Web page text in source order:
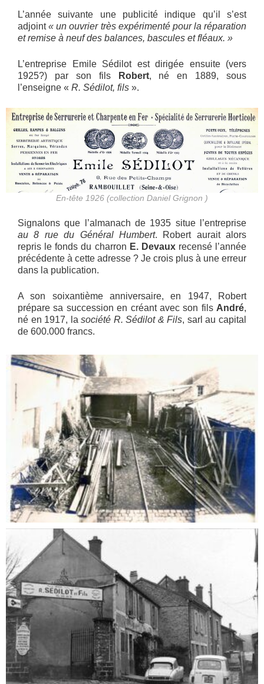
L’année suivante une publicité indique qu’il s’est
adjoint« un ouvrier très expérimenté pour la réparation
et remise à neuf des balances, bascules et fléaux. »
L’entreprise Emile Sédilot est dirigée ensuite (vers
1925?) par son fils
Robert, né en 1889, sous
l’enseigne « R. Sédilot, fils ».
En-tête 1926 (collection Daniel Grignon )
Signalons que l’almanach de 1935 situe l’entreprise
au 8 rue du Général Humbert. Robert aurait alors
repris le fonds du charron E. Devaux recensé l’année
précédente à cette adresse ? Je crois plus à une erreur
dans la publication.
A son soixantième anniversaire, en 1947, Robert
prépare sa succession en créant avec son fils André,
né en 1917, lasociété R. Sédilot & Fils, sarl au capital
de 600.000 francs.